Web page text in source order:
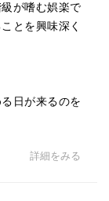
かと錯覚してし
が同居する独
ために父親に
が嗜む娯楽で
とを興味深く
日が来るのを
詳細をみる